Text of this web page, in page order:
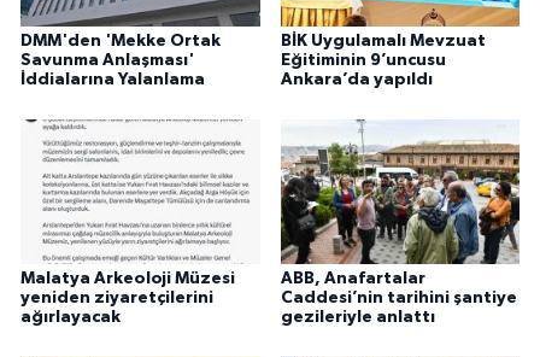
DMM'den 'Mekke Ortak
Savunma Anlaşması'
İddialarına Yalanlama
BİK Uygulamalı Mevzuat
Eğitiminin 9’uncusu
Ankara’da yapıldı
Malatya Arkeoloji Müzesi
yeniden ziyaretçilerini
ağırlayacak
ABB, Anafartalar
Caddesi’nin tarihini şantiye
gezileriyle anlattı